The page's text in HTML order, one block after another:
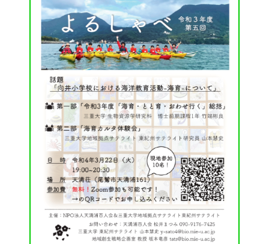
〒514-8507 三重県津市栗真町屋町1577
サイトマップ
お問い合わせ
交通案内
キャンパスマップ
保護者の方へ
Facebook
X YouTube
ANPIC
ANPIC安否情報システム